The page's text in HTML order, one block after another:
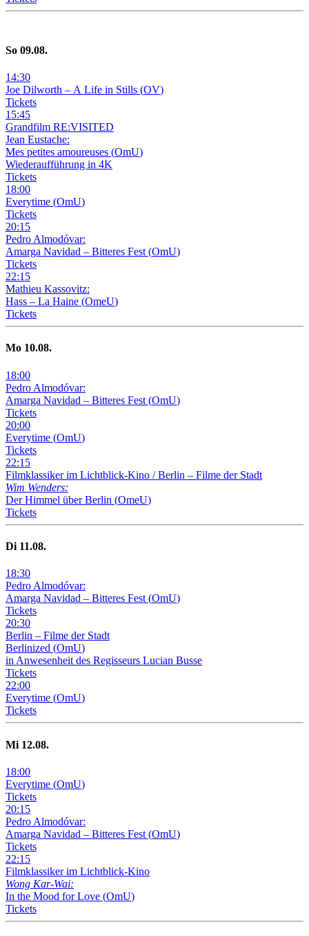
So 09.08.
14:30
Joe Dilworth – A Life in Stills (OV)
Tickets
15:45
Grandfilm RE:VISITED
Jean Eustache:
Mes petites amoureuses (OmU)
Wiederaufführung in 4K
Tickets
18:00
Everytime (OmU)
Tickets
20:15
Pedro Almodóvar:
Amarga Navidad – Bitteres Fest (OmU)
Tickets
22:15
Mathieu Kassovitz:
Hass – La Haine (OmeU)
Tickets
Mo 10.08.
18:00
Pedro Almodóvar:
Amarga Navidad – Bitteres Fest (OmU)
Tickets
20:00
Everytime (OmU)
Tickets
22:15
Filmklassiker im Lichtblick-Kino /Berlin – Filme der Stadt
Wim Wenders:
Der Himmel über Berlin (OmeU)
Tickets
Di 11.08.
18:30
Pedro Almodóvar:
Amarga Navidad – Bitteres Fest (OmU)
Tickets
20:30
Berlin – Filme der Stadt
Berlinized (OmU)
in Anwesenheit des Regisseurs Lucian Busse
Tickets
22:00
Everytime (OmU)
Tickets
Mi 12.08.
18:00
Everytime (OmU)
Tickets
20:15
Pedro Almodóvar:
Amarga Navidad – Bitteres Fest (OmU)
Tickets
22:15
Filmklassiker im Lichtblick-Kino
Wong Kar-Wai:
In the Mood for Love (OmU)
Tickets